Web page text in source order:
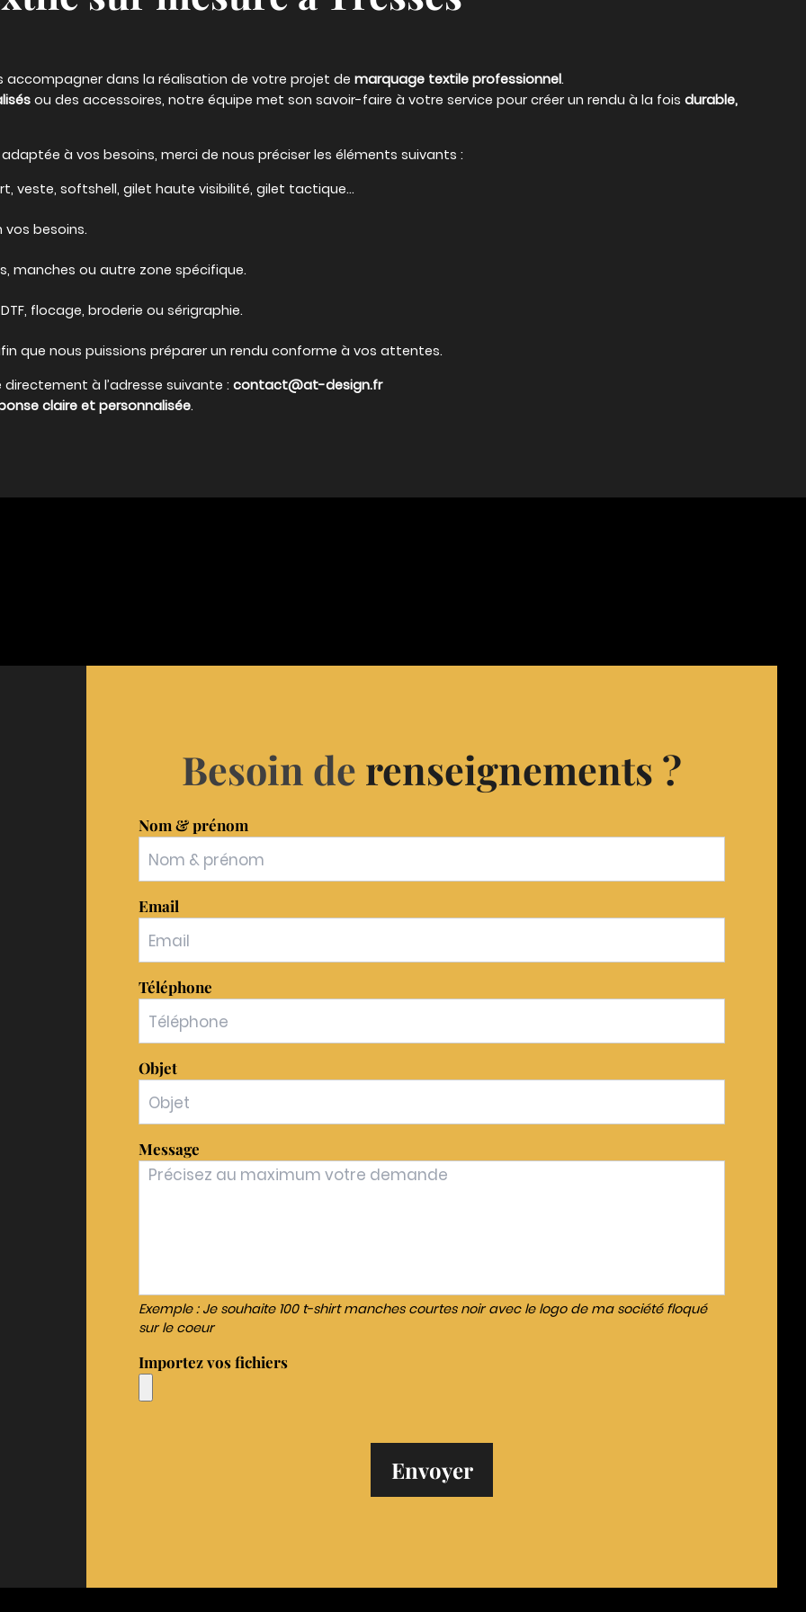
accompagner dans la réalisation de votre projet de marquage textile professionnel.
ou des accessoires, notre équipe met son savoir-faire à votre service pour créer un rendu à la fois durable,
à vos besoins, merci de nous préciser les éléments suivants :
veste, softshell, gilet haute visibilité, gilet tactique…
vos besoins.
manches ou autre zone spécifique.
flocage, broderie ou sérigraphie.
que nous puissions préparer un rendu conforme à vos attentes.
à l’adresse suivante : contact@at-design.fr
claire et personnalisée.
Besoin de renseignements ?
Nom & prénom
Email
Téléphone
Objet
Message
Exemple : Je souhaite 100 t-shirt manches courtes noir avec le logo de ma société floqué
sur le coeur
Importez vos fichiers